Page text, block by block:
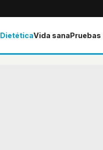
DietéticaVida sana